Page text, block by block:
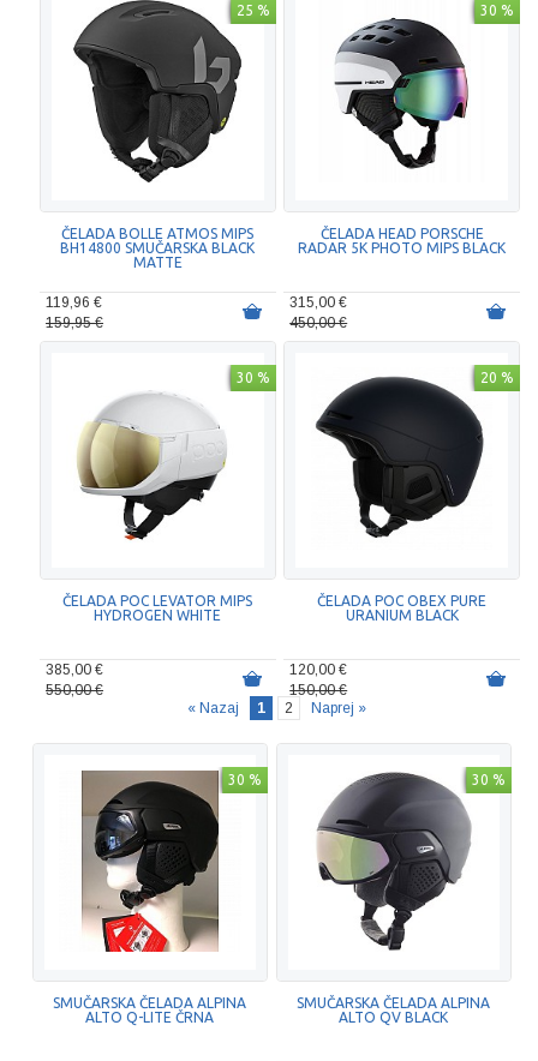
25 %
ČELADA BOLLE ATMOS MIPS
BH14800 SMUČARSKA BLACK
MATTE
119,96 €
159,95 €
30 %
ČELADA HEAD PORSCHE
RADAR 5K PHOTO MIPS BLACK
315,00 €
450,00 €
30 %
ČELADA POC LEVATOR MIPS
HYDROGEN WHITE
385,00 €
550,00 €
20 %
ČELADA POC OBEX PURE
URANIUM BLACK
120,00 €
150,00 €
« Nazaj
1 2 Naprej »
30 %
SMUČARSKA ČELADA ALPINA
ALTO Q-LITE ČRNA
30 %
SMUČARSKA ČELADA ALPINA
ALTO QV BLACK